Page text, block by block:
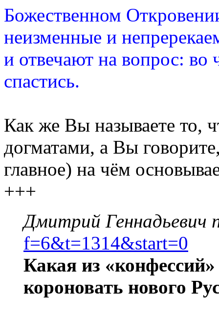
Божественном
неизменные и
и отвечают на вопрос: во
спастись.
Как же Вы называете то,
догматами, а Вы
главное) на чём
+++
Дмитрий Геннадьевич
f=6&t=1314&start=0
Какая из
короновать нового